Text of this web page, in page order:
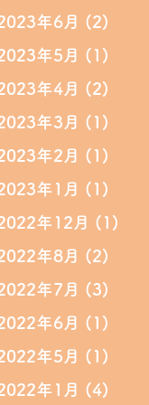
年6月 (2)
年5月 (1)
年4月 (2)
年3月 (1)
年2月 (1)
年1月 (1)
年12月 (1)
年8月 (2)
年7月 (3)
年6月 (1)
年5月 (1)
年1月 (4)